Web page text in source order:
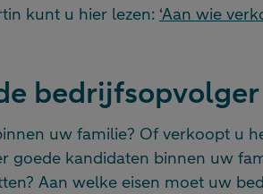
kunt u hier lezen: ‘Aan wie
bedrijfsopvolger
uw familie? Of verkoopt u
goede kandidaten binnen uw
Aan welke eisen moet uw